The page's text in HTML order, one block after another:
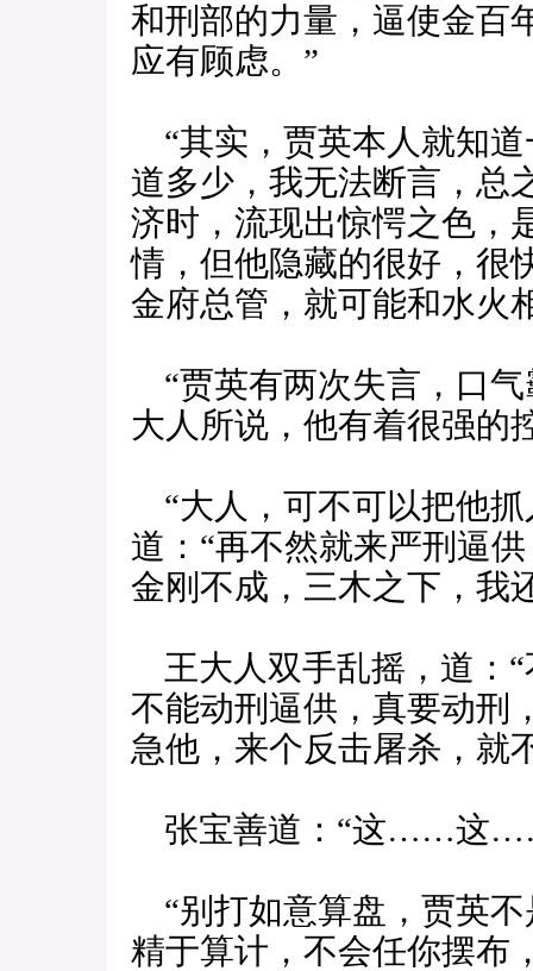
和刑部的力量，逼使金百
应有顾虑。”
“其实，贾英本人就知道
道多少，我无法断言，总
济时，流现出惊愕之色，
情，但他隐藏的很好，很
金府总管，就可能和水火
“贾英有两次失言，口气
大人所说，他有着很强的
“大人，可不可以把他抓
道：“再不然就来严刑逼
金刚不成，三木之下，我
王大人双手乱摇，道：
不能动刑逼供，真要动刑
急他，来个反击屠杀，
张宝善道：“这……这
“别打如意算盘，贾英不
精于算计，不会任你摆布